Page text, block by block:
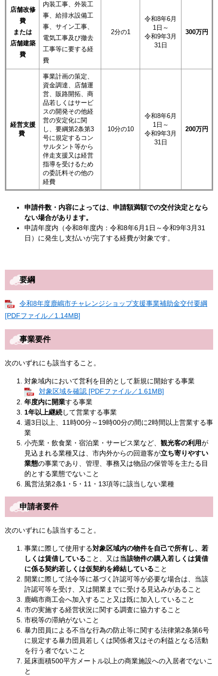
店舗改修
費
または
店舗建築
費
内装工事、外装工
事、給排水設備工
事、サイン工事、
電気工事及び撤去
工事等に要する経
費
2分の1
令和8年6月
1日～
令和9年3月
31日
300万円
経営支援
費
事業計画の策定、
資金調達、店舗運
営、販路開拓、商
品若しくはサービ
スの開発その他経
営の安定化に関
し、要綱第2条第3
号に規定するコン
サルタント等から
伴走支援又は経営
指導を受けるため
の委託料その他の
経費
10分の10
​令和8年6月
1日～
令和9年3月
31日
200万円
申請件数・内容によっては、申請額満額での交付決定となら
ない場合があります。
申請年度内（令和8年度内：令和8年6月1日～令和9年3月31
日）に発生し支払いが完了する経費が対象です。
要綱
令和8年度鹿嶋市チャレンジショップ支援事業補助金交付要綱
[PDFファイル／1.14MB]
事業要件
次のいずれにも該当すること。
対象域内において営利を目的として新規に開始する事業
対象区域を確認 [PDFファイル／1.61MB]
年度内に開業する事業
1年以上継続して営業する事業
週3日以上、11時00分～19時00分の間に2時間以上営業する事
業
小売業・飲食業・宿泊業・サービス業など、 観光客の利用が
見込まれる業種又は、市内外からの回遊客が立ち寄りやすい
業態の事業であり、管理、事務又は物品の保管等を主たる目
的とする業態でないこと
風営法第2条1・5・11・13項等に該当しない業種
申請者要件
次のいずれにも該当すること。
事業に際して使用する対象区域内の物件を自己で所有し、若
しくは賃借していること、又は当該物件の購入若しくは賃借
に係る契約若しくは仮契約を締結していること
開業に際して法令等に基づく許認可等が必要な場合は、当該
許認可等を受け、又は開業までに受ける見込みがあること
鹿嶋市商工会へ加入すること又は既に加入していること
市の実施する経営状況に関する調査に協力すること
市税等の滞納がないこと
暴力団員による不当な行為の防止等に関する法律第2条第6号
に規定する暴力団員若しくは関係者又はその利益となる活動
を行う者でないこと
延床面積500平方メートル以上の商業施設への入居者でないこ
と